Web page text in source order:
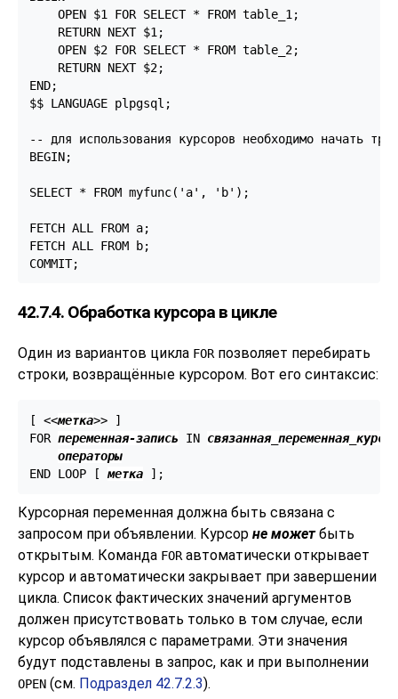
    OPEN $1 FOR SELECT * FROM table_1;
    RETURN NEXT $1;
    OPEN $2 FOR SELECT * FROM table_2;
    RETURN NEXT $2;
END;
$$ LANGUAGE plpgsql;
-- для использования курсоров необходимо начать
BEGIN;
SELECT * FROM myfunc('a', 'b');
FETCH ALL FROM a;
FETCH ALL FROM b;
COMMIT;
42.7.4. Обработка курсора в цикле
Один из вариантов цикла FORпозволяет перебирать
строки, возвращённые курсором. Вот его синтаксис:
[ <<метка>>
]
FOR переменная-запись IN
операторы
END LOOP [
метка
Курсорная переменная должна быть связана с
запросом при объявлении. Курсор не можетбыть
открытым. Команда FORавтоматически открывает
курсор и автоматически закрывает при завершении
цикла. Список фактических значений аргументов
должен присутствовать только в том случае, если
курсор объявлялся с параметрами. Эти значения
будут подставлены в запрос, как и при выполнении
OPEN (см. Подраздел 42.7.2.3).